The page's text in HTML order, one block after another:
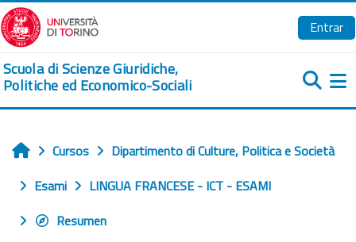
Salta al contenido principal
Entrar
Scuola di Scienze Giuridiche,
Politiche ed Economico-Sociali
Inicio
Cursos
Dipartimento di Culture, Politica e Società
Esami
LINGUA FRANCESE - ICT - ESAMI
Resumen